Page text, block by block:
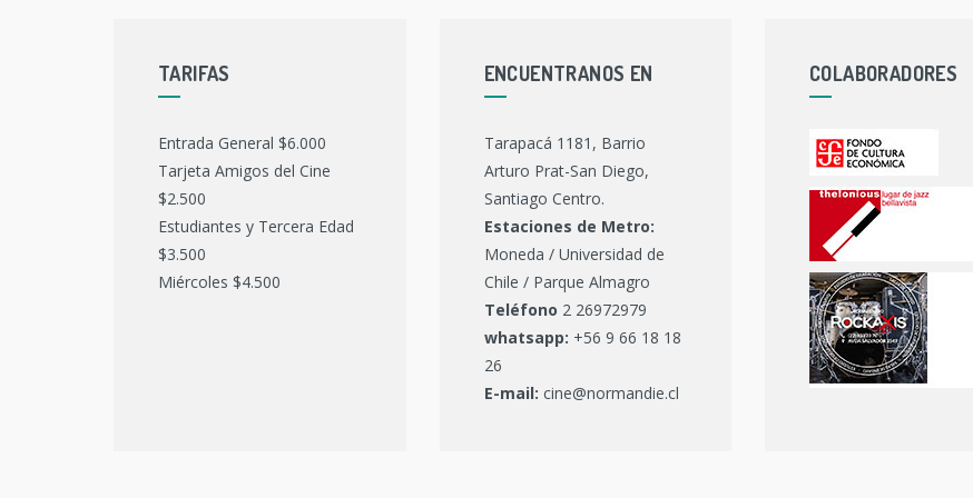
TARIFAS
Entrada General $6.000
Tarjeta Amigos del Cine
$2.500
Estudiantes y Tercera Edad
$3.500
Miércoles $4.500
ENCUENTRANOS EN
Tarapacá 1181, Barrio
Arturo Prat-San Diego,
Santiago Centro.
Estaciones de Metro:
Moneda / Universidad de
Chile / Parque Almagro
Teléfono 2 26972979
whatsapp: +56 9 66 18 18
26
E-mail: cine@normandie.cl
COLABORADORES